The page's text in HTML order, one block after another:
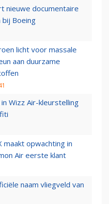
nieuwe documentaire
Boeing
licht voor massale
aan duurzame
Wizz Air-kleurstelling
maakt opwachting in
Air eerste klant
naam vliegveld van